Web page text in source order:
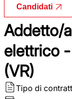
Candidati
Addetto/
elettrico
(VR)
Tipo di